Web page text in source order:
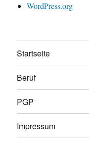
WordPress.org
Startseite
Beruf
PGP
Impressum